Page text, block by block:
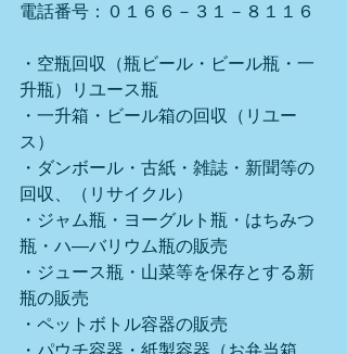
電話番号：０１６６－３１－８１１６
・空瓶回収（瓶ビール・ビール瓶・一
升瓶）リユース瓶
・一升箱・ビール箱の回収（リユー
ス）
・ダンボール・古紙・雑誌・新聞等の
回収、（リサイクル）
・ジャム瓶・ヨーグルト瓶・はちみつ
瓶・ハ―バリウム瓶の販売
・ジュース瓶・山菜等を保存とする新
瓶の販売
・ペットボトル容器の販売
・パウチ容器・紙製容器（お弁当箱